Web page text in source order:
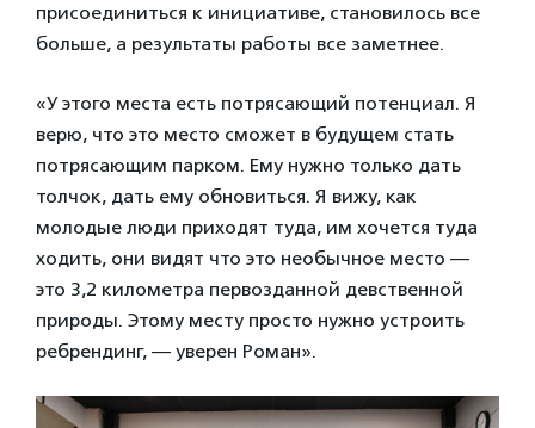
присоединиться к инициативе, становилось все
больше, а результаты работы все заметнее.
«У этого места есть потрясающий потенциал. Я
верю, что это место сможет в будущем стать
потрясающим парком. Ему нужно только дать
толчок, дать ему обновиться. Я вижу, как
молодые люди приходят туда, им хочется туда
ходить, они видят что это необычное место —
это 3,2 километра первозданной девственной
природы. Этому месту просто нужно устроить
ребрендинг, — уверен Роман».